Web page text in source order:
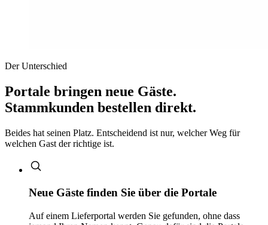
Der Unterschied
Portale bringen neue Gäste.
Stammkunden bestellen direkt.
Beides hat seinen Platz. Entscheidend ist nur, welcher Weg für
welchen Gast der richtige ist.
Neue Gäste finden Sie über die Portale
Auf einem Lieferportal werden Sie gefunden, ohne dass